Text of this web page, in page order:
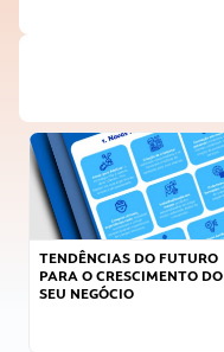
TENDÊNCIAS DO FUTURO
PARA O CRESCIMENTO DO
SEU NEGÓCIO